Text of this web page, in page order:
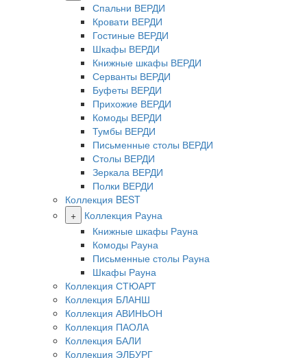
Спальни ВЕРДИ
Кровати ВЕРДИ
Гостиные ВЕРДИ
Шкафы ВЕРДИ
Книжные шкафы ВЕРДИ
Серванты ВЕРДИ
Буфеты ВЕРДИ
Прихожие ВЕРДИ
Комоды ВЕРДИ
Тумбы ВЕРДИ
Письменные столы ВЕРДИ
Столы ВЕРДИ
Зеркала ВЕРДИ
Полки ВЕРДИ
Коллекция BEST
+
Коллекция Рауна
Книжные шкафы Рауна
Комоды Рауна
Письменные столы Рауна
Шкафы Рауна
Коллекция СТЮАРТ
Коллекция БЛАНШ
Коллекция АВИНЬОН
Коллекция ПАОЛА
Коллекция БАЛИ
Коллекция ЭЛБУРГ